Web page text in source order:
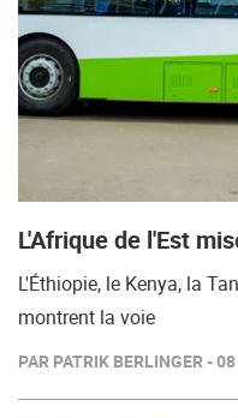
L'Afrique de l'Est
L'Éthiopie, le Kenya, la
montrent la voie
PAR PATRIK BERLINGER -